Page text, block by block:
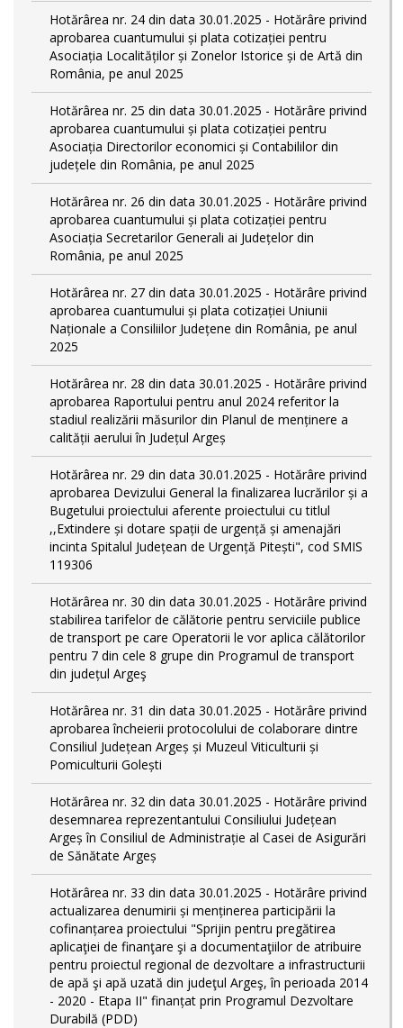
Hotărârea nr. 24 din data 30.01.2025 - Hotărâre privind
aprobarea cuantumului și plata cotizației pentru
Asociația Localităților și Zonelor Istorice și de Artă din
România, pe anul 2025
Hotărârea nr. 25 din data 30.01.2025 - Hotărâre privind
aprobarea cuantumului și plata cotizației pentru
Asociația Directorilor economici și Contabililor din
județele din România, pe anul 2025
Hotărârea nr. 26 din data 30.01.2025 - Hotărâre privind
aprobarea cuantumului și plata cotizației pentru
Asociația Secretarilor Generali ai Județelor din
România, pe anul 2025
Hotărârea nr. 27 din data 30.01.2025 - Hotărâre privind
aprobarea cuantumului și plata cotizației Uniunii
Naționale a Consiliilor Județene din România, pe anul
2025
Hotărârea nr. 28 din data 30.01.2025 - Hotărâre privind
aprobarea Raportului pentru anul 2024 referitor la
stadiul realizării măsurilor din Planul de menținere a
calității aerului în Județul Argeș
Hotărârea nr. 29 din data 30.01.2025 - Hotărâre privind
aprobarea Devizului General la finalizarea lucrărilor și a
Bugetului proiectului aferente proiectului cu titlul
,,Extindere și dotare spații de urgență și amenajări
incinta Spitalul Județean de Urgență Pitești", cod SMIS
119306
Hotărârea nr. 30 din data 30.01.2025 - Hotărâre privind
stabilirea tarifelor de călătorie pentru serviciile publice
de transport pe care Operatorii le vor aplica călătorilor
pentru 7 din cele 8 grupe din Programul de transport
din județul Argeş
Hotărârea nr. 31 din data 30.01.2025 - Hotărâre privind
aprobarea încheierii protocolului de colaborare dintre
Consiliul Județean Argeș și Muzeul Viticulturii și
Pomiculturii Golești
Hotărârea nr. 32 din data 30.01.2025 - Hotărâre privind
desemnarea reprezentantului Consiliului Județean
Argeș în Consiliul de Administrație al Casei de Asigurări
de Sănătate Argeș
Hotărârea nr. 33 din data 30.01.2025 - Hotărâre privind
actualizarea denumirii și menținerea participării la
cofinanțarea proiectului "Sprijin pentru pregătirea
aplicaţiei de finanţare şi a documentaţiilor de atribuire
pentru proiectul regional de dezvoltare a infrastructurii
de apă şi apă uzată din judeţul Argeş, în perioada 2014
- 2020 - Etapa II" finanțat prin Programul Dezvoltare
Durabilă (PDD)